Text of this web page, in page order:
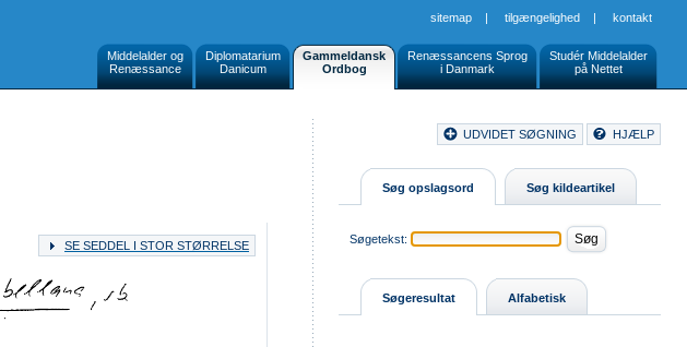
sitemap | tilgængelighed | kontakt
Middelalder og
Renæssance
Diplomatarium
Danicum
Gammeldansk
Ordbog
Renæssancens Sprog
i Danmark
Studér Middelalder
på Nettet
SE SEDDEL I STOR STØRRELSE
UDVIDET SØGNING HJÆLP
Søg opslagsord Søg kildeartikel
Søgetekst:
Søgeresultat Alfabetisk